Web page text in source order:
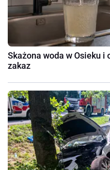
Skażona woda w Osieku i
zakaz